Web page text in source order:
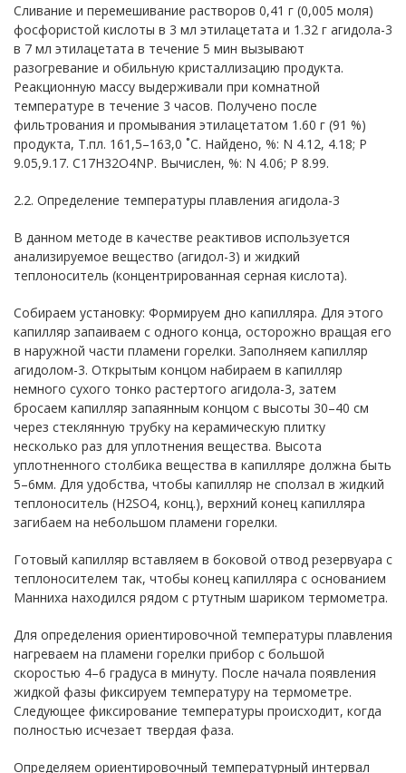
Сливание и перемешивание растворов 0,41 г (0,005 моля)
фосфористой кислоты в 3 мл этилацетата и 1.32 г агидола-3
в 7 мл этилацетата в течение 5 мин вызывают
разогревание и обильную кристаллизацию продукта.
Реакционную массу выдерживали при комнатной
температуре в течение 3 часов. Получено после
фильтрования и промывания этилацетатом 1.60 г (91 %)
продукта, Т.пл. 161,5–163,0 ˚С. Найдено, %: N 4.12, 4.18; P
9.05,9.17. C17H32O4NP. Вычислен, %: N 4.06; P 8.99.
2.2. Определение температуры плавления агидола-3
В данном методе в качестве реактивов используется
анализируемое вещество (агидол-3) и жидкий
теплоноситель (концентрированная серная кислота).
Собираем установку: Формируем дно капилляра. Для этого
капилляр запаиваем с одного конца, осторожно вращая его
в наружной части пламени горелки. Заполняем капилляр
агидолом-3. Открытым концом набираем в капилляр
немного сухого тонко растертого агидола-3, затем
бросаем капилляр запаянным концом с высоты 30–40 см
через стеклянную трубку на керамическую плитку
несколько раз для уплотнения вещества. Высота
уплотненного столбика вещества в капилляре должна быть
5–6мм. Для удобства, чтобы капилляр не сползал в жидкий
теплоноситель (H2SO4, конц.), верхний конец капилляра
загибаем на небольшом пламени горелки.
Готовый капилляр вставляем в боковой отвод резервуара с
теплоносителем так, чтобы конец капилляра с основанием
Манниха находился рядом с ртутным шариком термометра.
Для определения ориентировочной температуры плавления
нагреваем на пламени горелки прибор с большой
скоростью 4–6 градуса в минуту. После начала появления
жидкой фазы фиксируем температуру на термометре.
Следующее фиксирование температуры происходит, когда
полностью исчезает твердая фаза.
Определяем ориентировочный температурный интервал